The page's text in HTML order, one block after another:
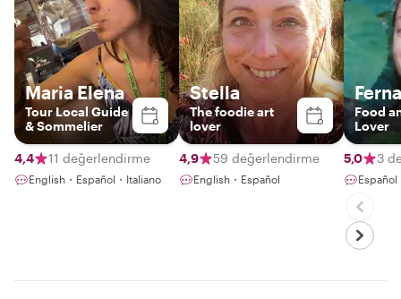
Maria Elena
Tour Local Guide
& Sommelier
4,4 11 değerlendirme
English・Español・Italiano
Stella
The foodie art
lover
4,9 59 değerlendirme
English・Español
Food
Lover
5,0 3
Español